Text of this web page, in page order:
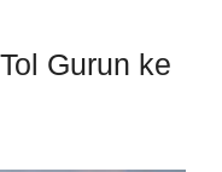
Gurun ke